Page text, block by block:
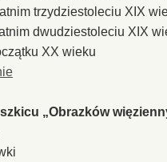
trzydziestoleciu XIX
dwudziestoleciu XIX
XX wieku
„Obrazków